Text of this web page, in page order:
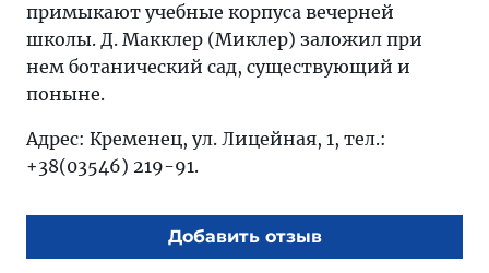
примыкают учебные корпуса вечерней
школы. Д. Макклер (Миклер) заложил при
нем ботанический сад, существующий и
поныне.
Адрес: Кременец, ул. Лицейная, 1, тел.:
+38(03546) 219-91.
Добавить отзыв